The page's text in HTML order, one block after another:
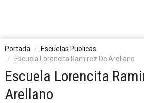
Portada
Escuelas Publicas
Escuela Lorencita Ramirez De Arellano
Escuela Lorencita
Arellano